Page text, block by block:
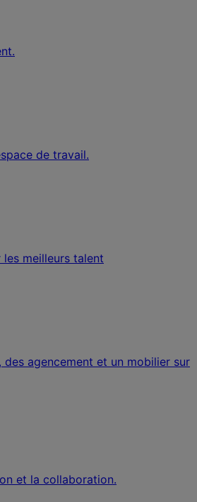
de travail.
meilleurs talent
agencement et un mobilier sur
et la collaboration.